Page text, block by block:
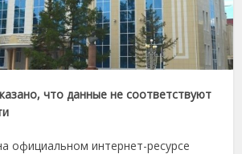
что данные не соответствуют
официальном интернет-ресурсе